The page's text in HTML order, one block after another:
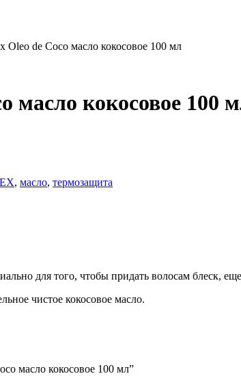
Oleo de Coco масло кокосовое 100 мл
масло кокосовое 100
, масло, термозащита
для того, чтобы придать волосам блеск,
чистое кокосовое масло.
масло кокосовое 100 мл”